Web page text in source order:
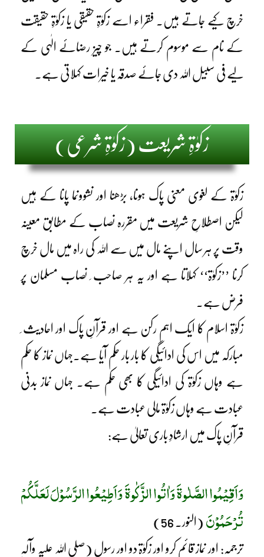
خرچ کیے جاتے ہیں۔ فقراء اسے زکوٰۃِ حقیقی یا زکوٰۃِ حقیقت
کے نام سے موسوم کرتے ہیں۔ جو چیز رضائے الٰہی کے
لیے فی سبیل اللہ دی جائے صدقہ یا خیرات کہلاتی ہے۔
زکوٰۃِ شریعت (زکوٰۃِ شرعی)
زکوٰۃ کے لغوی معنی پاک ہونا، بڑھنا اور نشوونما پانا کے ہیں
لیکن اصطلاحِ شریعت میں مقررہ نصاب کے مطابق معینہ
وقت پر ہر سال اپنے مال میں سے اللہ کی راہ میں مال خرچ
کرنا ’’زکوٰۃ‘‘ کہلاتا ہے اور یہ ہر صاحب ِ نصاب مسلمان پر
فرض ہے۔
زکوٰۃ اسلام کا ایک اہم رکن ہے اور قرآنِ پاک اور احادیث ِ
مبارکہ میں اس کی ادائیگی کا بار بار حکم آیا ہے۔جہاں نماز کا حکم
ہے وہاں زکوٰۃ کی ادائیگی کا بھی حکم ہے۔ جہاں نماز بدنی
عبادت ہے وہاں زکوٰۃ مالی عبادت ہے۔
قرآنِ پاک میں ارشادِ باری تعالیٰ ہے:
وَاَقِیْمُوا الصَّلٰوۃَ وَاٰتُوا الزَّکٰوۃَ وَاَطِیْعُوا الرَّسُوْلَ لَعَلَّکُمْ
تُرْحَمُوْنَ (النور۔ 56)
ترجمہ: اور نماز قائم کرو اور زکوٰۃ دو اور رسول (صلی اللہ علیہ وآلہٖ